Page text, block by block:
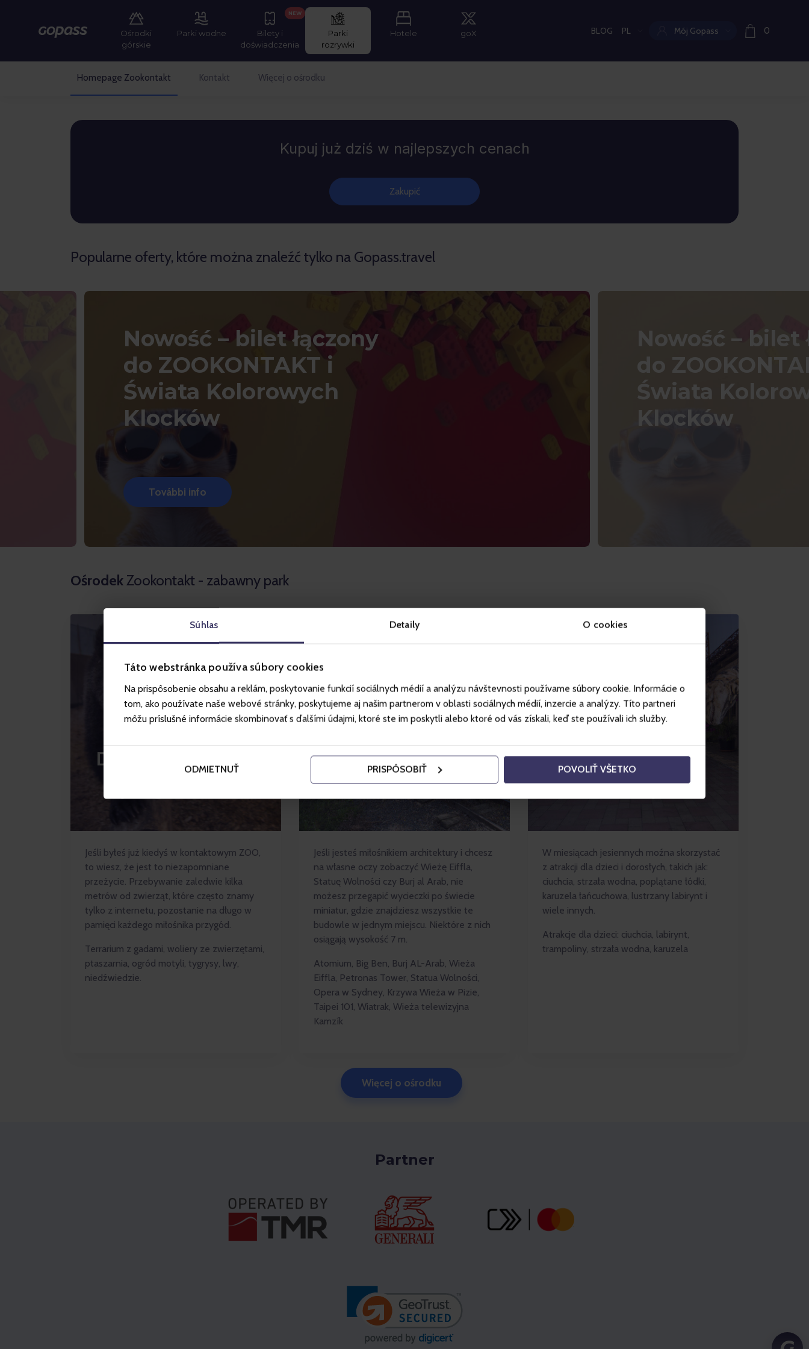
Súhlas Detaily O cookies
Táto webstránka používa súbory cookies
Na prispôsobenie obsahu a reklám, poskytovanie funkcií sociálnych médií a analýzu návštevnosti používame súbory cookie. Informácie o
tom, ako používate naše webové stránky, poskytujeme aj našim partnerom v oblasti sociálnych médií, inzercie a analýzy. Títo partneri
môžu príslušné informácie skombinovať s ďalšími údajmi, ktoré ste im poskytli alebo ktoré od vás získali, keď ste používali ich služby.
ODMIETNUŤ PRISPÔSOBIŤ POVOLIŤ VŠETKO
Gopass
Ośrodki
górskie
Parki wodne
Bilety i
doświadczenia
NEW
Parki
rozrywki
Hotele goX BLOG Aktualny język:
PL Mój Gopass 0
Homepage Zookontakt Kontakt Więcej o ośrodku
Kupuj już dziś w najlepszych cenach
Zakupić
Popularne oferty, które można znaleźć tylko na Gopass.travel
Nowość – bilet łączony
do ZOOKONTAKT i
Świata Kolorowych
Klocków
További info
Nowość – bilet
do
Świata
Klocków
OśrodekZookontakt - zabawny park
Dzikie zwierzęta na
Jeśli byłeś już kiedyś w kontaktowym ZOO,
to wiesz, że jest to niezapomniane
przeżycie. Przebywanie zaledwie kilka
metrów od zwierząt, które często znamy
tylko z internetu, pozostanie na długo w
pamięci każdego miłośnika przygód.
Terrarium z gadami, woliery ze zwierzętami,
ptaszarnia, ogród motyli, tygrysy, lwy,
niedźwiedzie.
Świat miniatur
Jeśli jesteś miłośnikiem architektury i chcesz
na własne oczy zobaczyć Wieżę Eiffla,
Statuę Wolności czy Burj al Arab, nie
możesz przegapić wycieczki po świecie
miniatur, gdzie znajdziesz wszystkie te
budowle w jednym miejscu. Niektóre z nich
osiągają wysokość 7 m.
Atomium, Big Ben, Burj AL-Arab, Wieża
Eiffla, Petronas Tower, Statua Wolności,
Opera w Sydney, Krzywa Wieża w Pizie,
Taipei 101, Wiatrak, Wieża telewizyjna
Kamzík
Atrakcje
W miesiącach jesiennych moźna skorzystać
z atrakcji dla dzieci i dorosłych, takich jak:
ciuchcia, strzała wodna, poplątane łódki,
karuzela łańcuchowa, lustrzany labirynt i
wiele innych.
Atrakcje dla dzieci: ciuchcia, labirynt,
trampoliny, strzała wodna, karuzela
Więcej o ośrodku
Partner